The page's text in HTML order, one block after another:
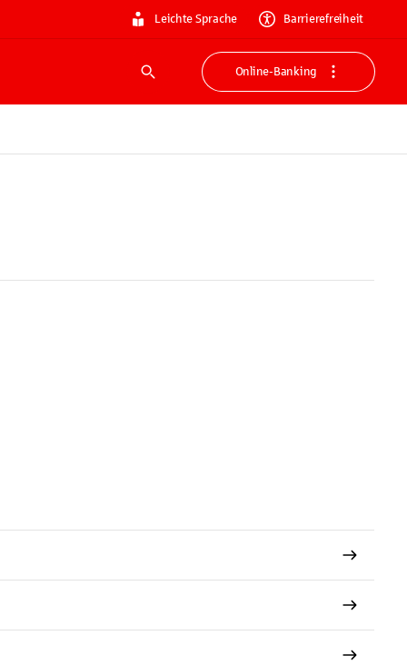
Leichte Sprache Barrierefreiheit
Suche
Online-Banking